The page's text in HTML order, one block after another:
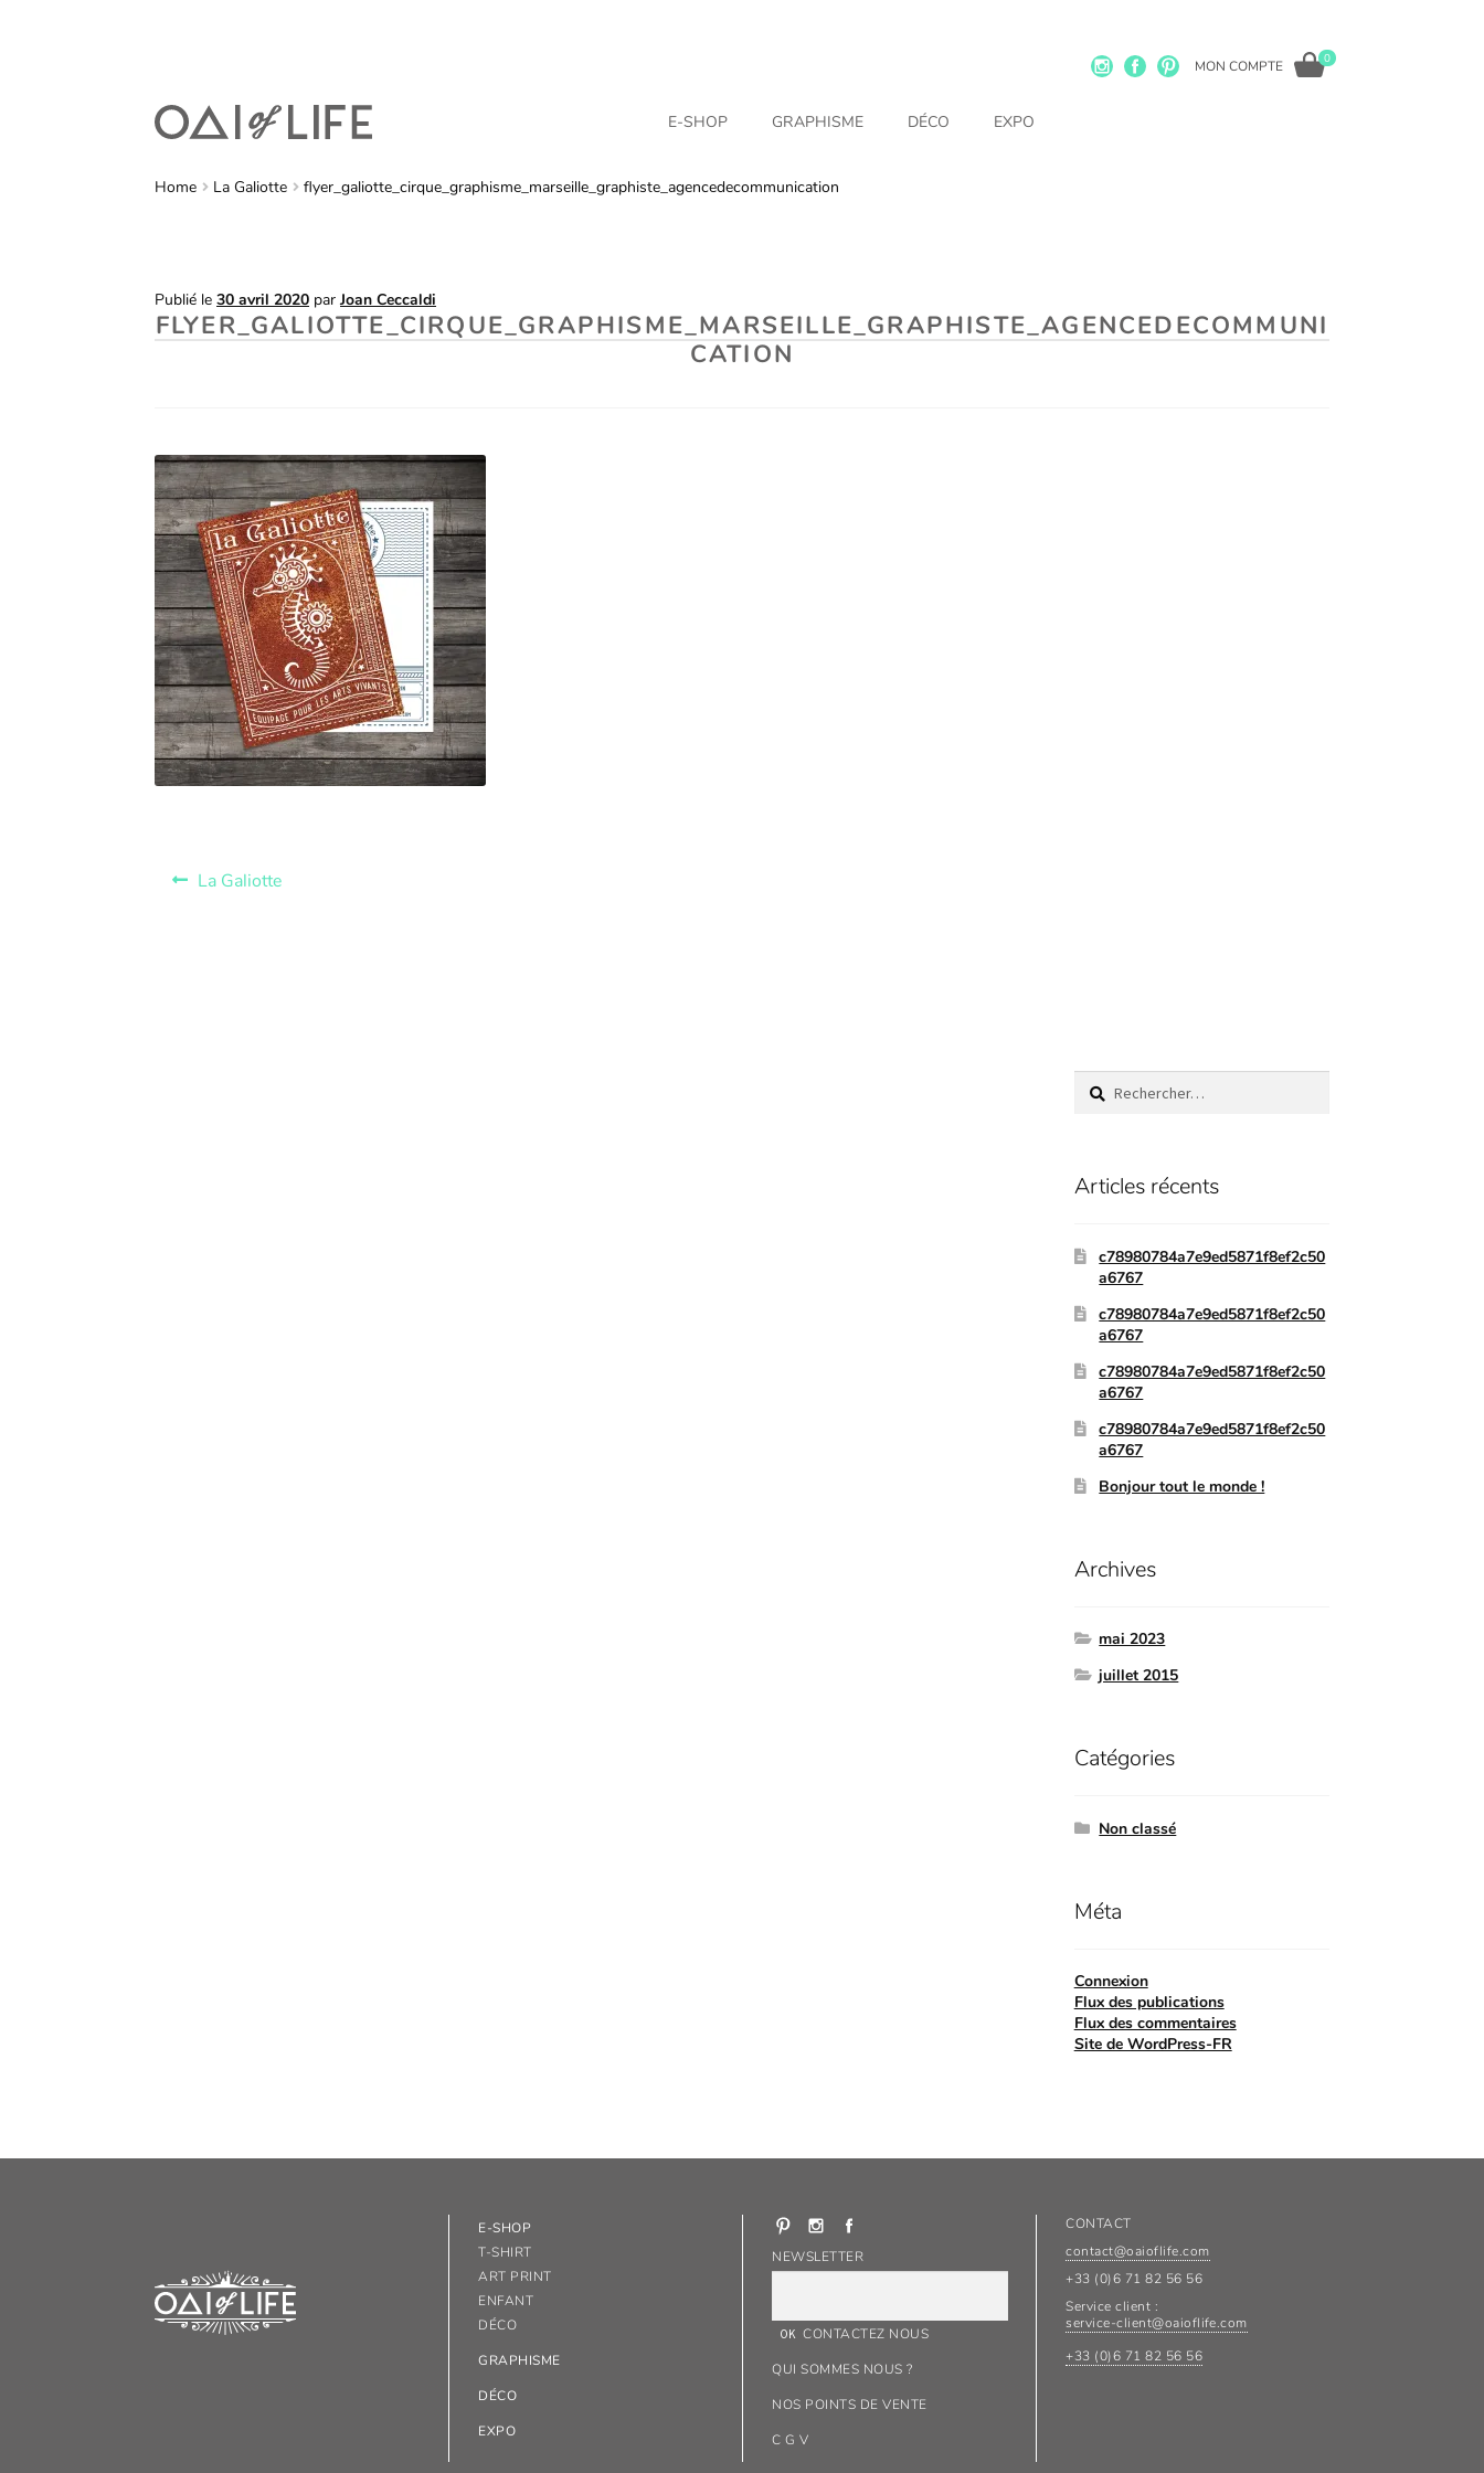
MON COMPTE 0
E-SHOP GRAPHISME DÉCO EXPO
Home La Galiotte flyer_galiotte_cirque_graphisme_marseille_graphiste_agencedecommunication
Publié le30 avril 2020 parJoan Ceccaldi
FLYER_GALIOTTE_CIRQUE_GRAPHISME_MARSEILLE_GRAPHISTE_AGENCEDECOMMUNI
CATION
La Galiotte
Articles récents
c78980784a7e9ed5871f8ef2c50
a6767
c78980784a7e9ed5871f8ef2c50
a6767
c78980784a7e9ed5871f8ef2c50
a6767
c78980784a7e9ed5871f8ef2c50
a6767
Bonjour tout le monde !
Archives
mai 2023
juillet 2015
Catégories
Non classé
Méta
Connexion
Flux des publications
Flux des commentaires
Site de WordPress-FR
E-SHOP
T-SHIRT
ART PRINT
ENFANT
DÉCO
GRAPHISME
DÉCO
EXPO
NEWSLETTER
CONTACTEZ NOUS
QUI SOMMES NOUS ?
NOS POINTS DE VENTE
C G V
CONTACT
contact@oaioflife.com
+33 (0)6 71 82 56 56
Service client :
service-client@oaioflife.com
+33 (0)6 71 82 56 56